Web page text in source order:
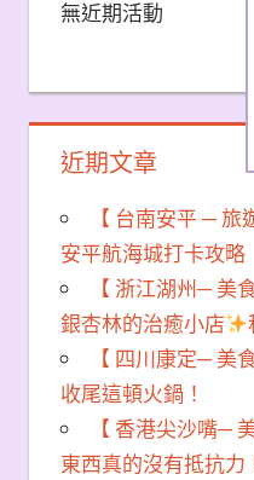
無近期活動
近期文章
【 台南安平 ─ 旅
安平航海城打卡攻略
【 浙江湖州─ 美
銀杏林的治癒小店
【 四川康定─ 美
收尾這頓火鍋！
【 香港尖沙嘴─
東西真的沒有抵抗力